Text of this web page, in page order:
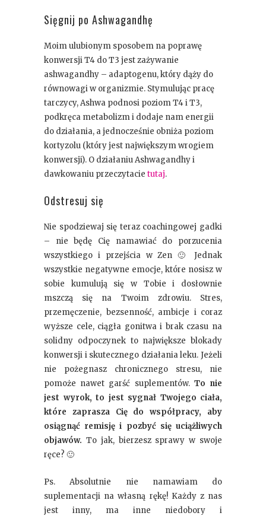
Sięgnij po Ashwagandhę
Moim ulubionym sposobem na poprawę
konwersji T4 do T3 jest zażywanie
ashwagandhy – adaptogenu, który dąży do
równowagi w organizmie. Stymulując pracę
tarczycy, Ashwa podnosi poziom T4 i T3,
podkręca metabolizm i dodaje nam energii
do działania, a jednocześnie obniża poziom
kortyzolu (który jest największym wrogiem
konwersji). O działaniu Ashwagandhy i
dawkowaniu przeczytacie tutaj.
Odstresuj się
Nie spodziewaj się teraz coachingowej gadki
– nie będę Cię namawiać do porzucenia
wszystkiego i przejścia w Zen 🙂 Jednak
wszystkie negatywne emocje, które nosisz w
sobie kumulują się w Tobie i dosłownie
mszczą się na Twoim zdrowiu. Stres,
przemęczenie, bezsenność, ambicje i coraz
wyższe cele, ciągła gonitwa i brak czasu na
solidny odpoczynek to największe blokady
konwersji i skutecznego działania leku. Jeżeli
nie pożegnasz chronicznego stresu, nie
pomoże nawet garść suplementów. To nie
jest wyrok, to jest sygnał Twojego ciała,
które zaprasza Cię do współpracy, aby
osiągnąć remisję i pozbyć się uciążliwych
objawów. To jak, bierzesz sprawy w swoje
ręce? 🙂
Ps. Absolutnie nie namawiam do
suplementacji na własną rękę! Każdy z nas
jest inny, ma inne niedobory i